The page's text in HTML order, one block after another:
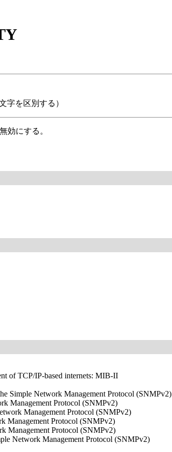
字を区別する）
効にする。
of TCP/IP-based internets: MIB-II
Simple Network Management Protocol (SNMPv2)
Management Protocol (SNMPv2)
Management Protocol (SNMPv2)
Management Protocol (SNMPv2)
Management Protocol (SNMPv2)
Network Management Protocol (SNMPv2)